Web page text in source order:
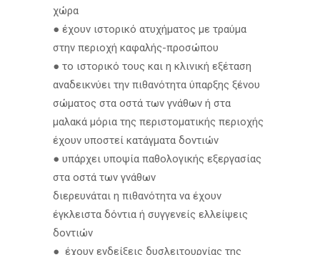
χώρα
● έχουν ιστορικό ατυχήματος με τραύμα
στην περιοχή καφαλής-προσώπου
● το ιστορικό τους και η κλινική εξέταση
αναδεικνύει την πιθανότητα ύπαρξης ξένου
σώματος στα οστά των γνάθων ή στα
μαλακά μόρια της περιστοματικής περιοχής
έχουν υποστεί κατάγματα δοντιών
● υπάρχει υποψία παθολογικής εξεργασίας
στα οστά των γνάθων
διερευνάται η πιθανότητα να έχουν
έγκλειστα δόντια ή συγγενείς ελλείψεις
δοντιών
● έχουν ενδείξεις δυσλειτουργίας της